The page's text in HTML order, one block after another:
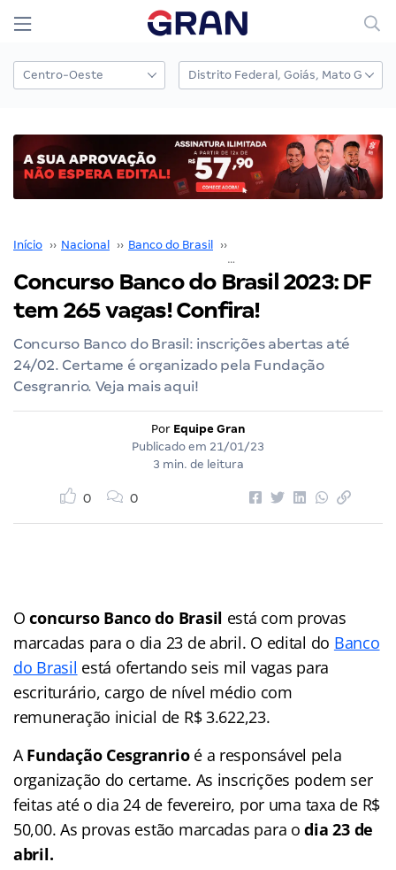
Início ›› Nacional ›› Banco do Brasil ››
Concurso Banco do Brasil 2023: DF
tem 265 vagas! Confira!
Concurso Banco do Brasil: inscrições abertas até
24/02. Certame é organizado pela Fundação
Cesgranrio. Veja mais aqui!
Por Equipe Gran
Publicado em 21/01/23
3 min. de leitura
0 0
O concurso Banco do Brasil está com provas
marcadas para o dia 23 de abril. O edital do Banco
do Brasil está ofertando seis mil vagas para
escriturário, cargo de nível médio com
remuneração inicial de R$ 3.622,23.
AFundação Cesgranrioé a responsável pela
organização do certame. As inscrições podem ser
feitas até o dia 24 de fevereiro, por uma taxa de R$
50,00. As provas estão marcadas para odia 23 de
abril.